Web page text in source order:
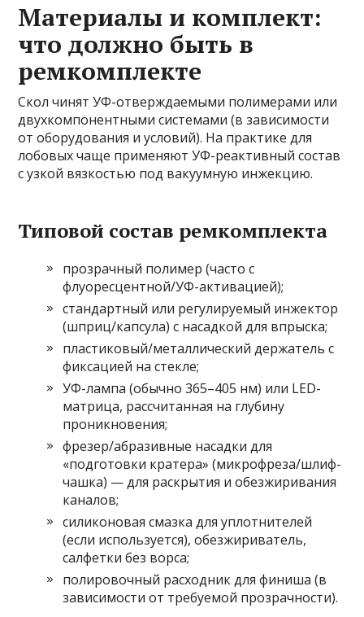
Материалы и комплект:
что должно быть в
ремкомплекте
Скол чинят УФ-отверждаемыми полимерами или
двухкомпонентными системами (в зависимости
от оборудования и условий). На практике для
лобовых чаще применяют УФ-реактивный состав
с узкой вязкостью под вакуумную инжекцию.
Типовой состав ремкомплекта
прозрачный полимер (часто с
флуоресцентной/УФ-активацией);
стандартный или регулируемый инжектор
(шприц/капсула) с насадкой для впрыска;
пластиковый/металлический держатель с
фиксацией на стекле;
УФ-лампа (обычно 365–405 нм) или LED-
матрица, рассчитанная на глубину
проникновения;
фрезер/абразивные насадки для
«подготовки кратера» (микрофреза/шлиф-
чашка) — для раскрытия и обезжиривания
каналов;
силиконовая смазка для уплотнителей
(если используется), обезжириватель,
салфетки без ворса;
полировочный расходник для финиша (в
зависимости от требуемой прозрачности).